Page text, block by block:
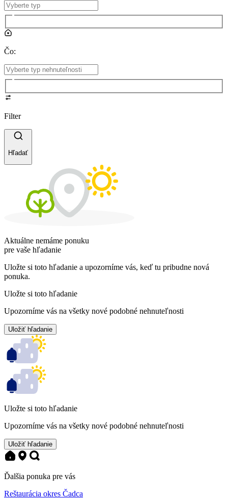
Čo:
Filter
Hľadať
Aktuálne nemáme ponuku
pre vaše hľadanie
Uložte si toto hľadanie a upozorníme vás, keď tu pribudne nová
ponuka.
Uložte si toto hľadanie
Upozorníme vás na všetky nové podobné nehnuteľnosti
Uložiť hľadanie
Uložte si toto hľadanie
Upozorníme vás na všetky nové podobné nehnuteľnosti
Uložiť hľadanie
Ďalšia ponuka pre vás
Reštaurácia okres Čadca